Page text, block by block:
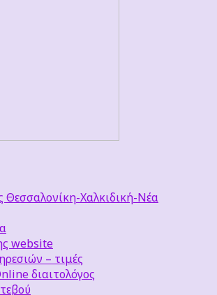
Θεσσαλονίκη-Χαλκιδική-Νέα
website
– τιμές
διαιτολόγος